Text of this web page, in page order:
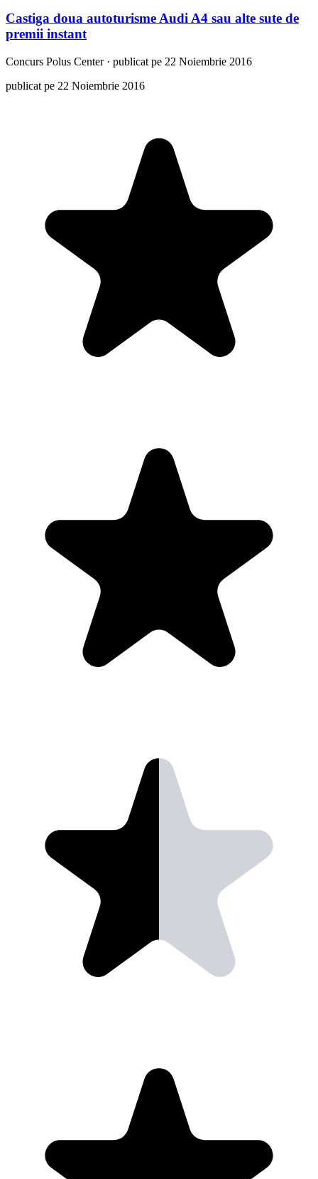
Castiga doua autoturisme Audi A4 sau alte sute de
premii instant
Concurs Polus Center· publicat pe 22 Noiembrie 2016
publicat pe 22 Noiembrie 2016